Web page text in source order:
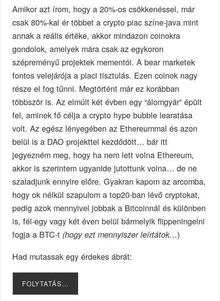
Amikor azt írom, hogy a 20%-os csökkenéssel, már
csak 80%-kal ér többet a crypto piac színe-java mint
annak a reális értéke, akkor mindazon coinokra
gondolok, amelyek mára csak az egykoron
szépreményű projektek mementói. A bear marketek
fontos velejárója a piaci tisztulás. Ezen coinok nagy
része el fog tűnni. Megtörtént már ez korábban
többször is. Az elmúlt két évben egy “álomgyár” épült
fel, aminek fő célja a crypto hype bubble learatása
volt. Az egész lényegében az Ethereummal és azon
belül is a DAO projekttel kezdődött… bár itt
jegyezném meg, hogy ha nem lett volna Ethereum,
akkor is szerintem ugyanide jutottunk volna… de ne
szaladjunk ennyire előre. Gyakran kapom az arcomba,
hogy ok nélkül szapulom a top20-ban lévő cryptokat,
pedig azok mennyivel jobbak a Bitcoinnál és különben
is, fél-egy vagy két éven belül bármelyik flippeningelni
fogja a BTC-t (hogy ezt mennyiszer leírtátok…)
Had mutassak egy érdekes ábrát:
FOLYTATÁS…